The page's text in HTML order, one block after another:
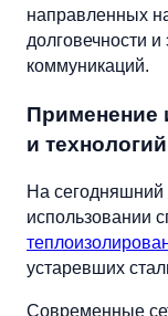
направленных
долговечности
коммуникаций.
Применение
и
На сегодняшний
использовании
устаревших
Современные